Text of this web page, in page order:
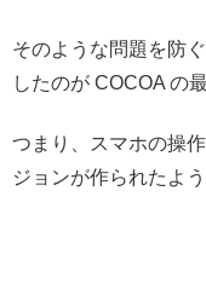
そのような問題を防
したのが COCOA の最
つまり、スマホの操
ジョンが作られたよう